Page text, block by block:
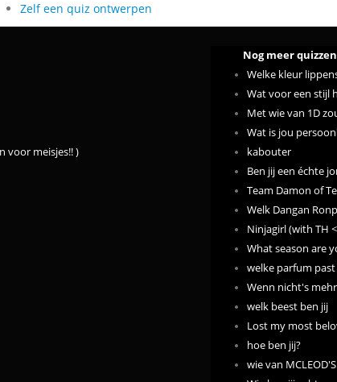
Zelf een quiz ontwerpen
voor meisjes!! )
Nog meer
Welke kleur
Wat voor een stijl
Met wie van 1D
Wat is jou
kabouter
Ben jij een échte
Team Damon of
Welk Dangan
Ninjagirl (with TH
What season are
welke parfum
Wenn nicht's
welk beest ben jij
Lost my most
hoe ben jij?
wie van